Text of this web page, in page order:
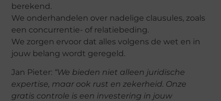
berekend.
We onderhandelen over nadelige clausules, zoals
een concurrentie- of relatiebeding.
We zorgen ervoor dat alles volgens de wet en in
jouw belang wordt geregeld.
Jan Pieter: “We bieden niet alleen juridische
expertise, maar ook rust en zekerheid. Onze
gratis controle is een investering in jouw